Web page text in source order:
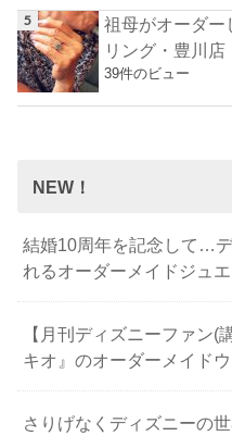
祖母がオーダー
リング・豊川店
39件のビュー
NEW！
結婚10周年を記念して…
れるオーダーメイドジュ
【月刊ディズニーファン(
キオ』のオーダーメイド
さりげなくディズニーの